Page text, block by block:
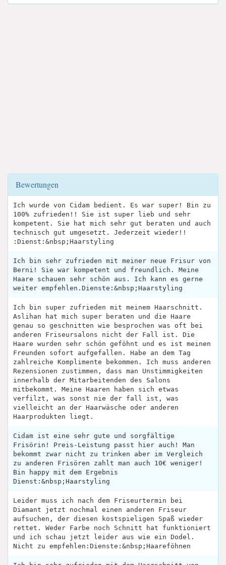
Bewertungen
Ich wurde von Cidam bedient. Es war super! Bin zu
100% zufrieden!! Sie ist super lieb und sehr
kompetent. Sie hat mich sehr gut beraten und auch
technisch gut umgesetzt. Jederzeit wieder!!
:Dienst:&nbsp;Haarstyling
Ich bin sehr zufrieden mit meiner neue Frisur von
Berni! Sie war kompetent und freundlich. Meine
Haare schauen sehr schön aus. Ich kann es gerne
weiter empfehlen.Dienste:&nbsp;Haarstyling
Ich bin super zufrieden mit meinem Haarschnitt.
Aslihan hat mich super beraten und die Haare
genau so geschnitten wie besprochen was oft bei
anderen Friseursalons nicht der Fall ist. Die
Haare wurden sehr schön geföhnt und es ist meinen
Freunden sofort aufgefallen. Habe an dem Tag
zahlreiche Komplimente bekommen. Ich muss anderen
Rezensionen zustimmen, dass man Unstimmigkeiten
innerhalb der Mitarbeitenden des Salons
mitbekommt. Meine Haaren haben sich etwas
verfilzt, was sonst nie der fall ist, was
vielleicht an der Haarwäsche oder anderen
Haarprodukten liegt.
Cidam ist eine sehr gute und sorgfältige
Frisörin! Preis-Leistung passt hier auch! Man
bekommt zwar nicht zu trinken aber im Vergleich
zu anderen Frisören zahlt man auch 10€ weniger!
Bin happy mit dem Ergebnis
Dienst:&nbsp;Haarstyling
Leider muss ich nach dem Friseurtermin bei
Diamant jetzt nochmal einen anderen Friseur
aufsuchen, der diesen kostspieligen Spaß wieder
rettet. Weder Farbe noch Schnitt hat funktioniert
und ich schau jetzt leider aus wie ein Dodel.
Nicht zu empfehlen:Dienste:&nbsp;Haareföhnen